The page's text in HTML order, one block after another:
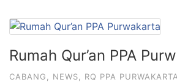
Rumah Qur’an PPA
CABANG NEWS RQ PPA PURWAKARTA